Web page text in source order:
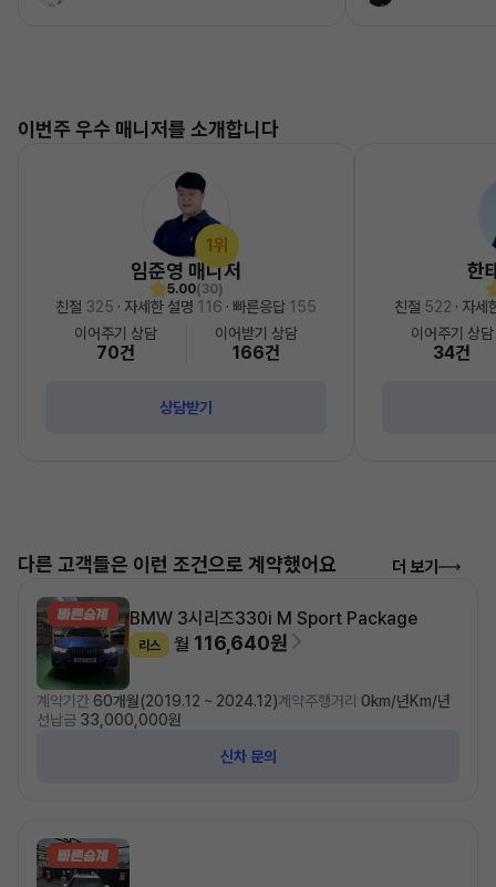
이번주 우수 매니저를 소개합니다
1위
임준영 매니저
5.00(30)
친절 325 · 자세한 설명 116 · 빠른응답 155
이어주기 상담
70건
이어받기 상담
166건
상담받기
한
친절 522 · 자세
이어주기 상담
34건
다른 고객들은 이런 조건으로 계약했어요 더 보기
BMW 3시리즈330i M Sport Package
리스 월 116,640원
계약기간 60개월(2019.12 ~ 2024.12)계약주행거리 0km/년Km/년
선납금 33,000,000원
신차 문의